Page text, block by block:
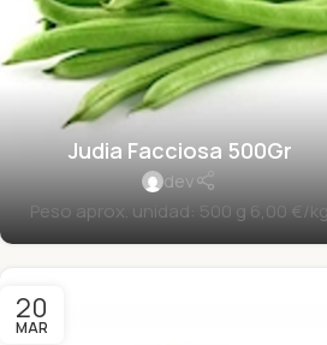
Judia Facciosa 500Gr
dev
Peso aprox. unidad: 500 g 6,00 €/kg
20
MAR